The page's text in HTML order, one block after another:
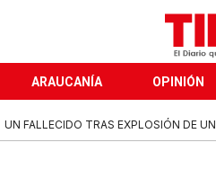
ARAUCANÍA OPINIÓN
UN FALLECIDO TRAS EXPLOSIÓN DE